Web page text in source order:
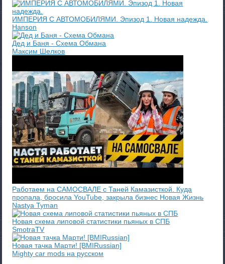
ИМПЕРИЯ С АВТОМОБИЛЯМИ. Эпизод 1. Новая надежда.
Hanson
Дед и Баня - Схема Обмана
Максим Шелков
Работаем на САМОСВАЛЕ с Таней Камазисткой. Куда
пропала, бросила YouTube, закрыла бизнес Новая Жизнь
Nastya Tyman
Новая схема липовой статистики пьяных в СПБ
SmotraTV
Новая тачка Марти! [BMIRussian]
Mighty car mods на русском